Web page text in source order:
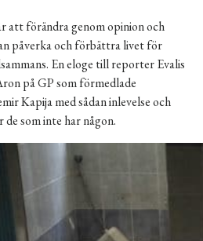
att förändra genom opinion och
påverka och förbättra livet för
En eloge till reporter Evalis
på GP som förmedlade
Kapija med sådan inlevelse och
som inte har någon.